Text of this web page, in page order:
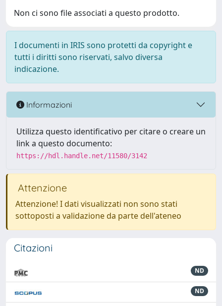
Non ci sono file associati a questo prodotto.
I documenti in IRIS sono protetti da copyright e
tutti i diritti sono riservati, salvo diversa
indicazione.
Informazioni
Utilizza questo identificativo per citare o creare un
link a questo documento:
https://hdl.handle.net/11580/3142
Attenzione
Attenzione! I dati visualizzati non sono stati
sottoposti a validazione da parte dell'ateneo
Citazioni
ND
ND